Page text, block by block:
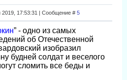
2019, 17:53:31 | Сообщение # 5
” - одно из самых
об Отечественной
изобразил
будней солдат и веселого
сломить все беды и